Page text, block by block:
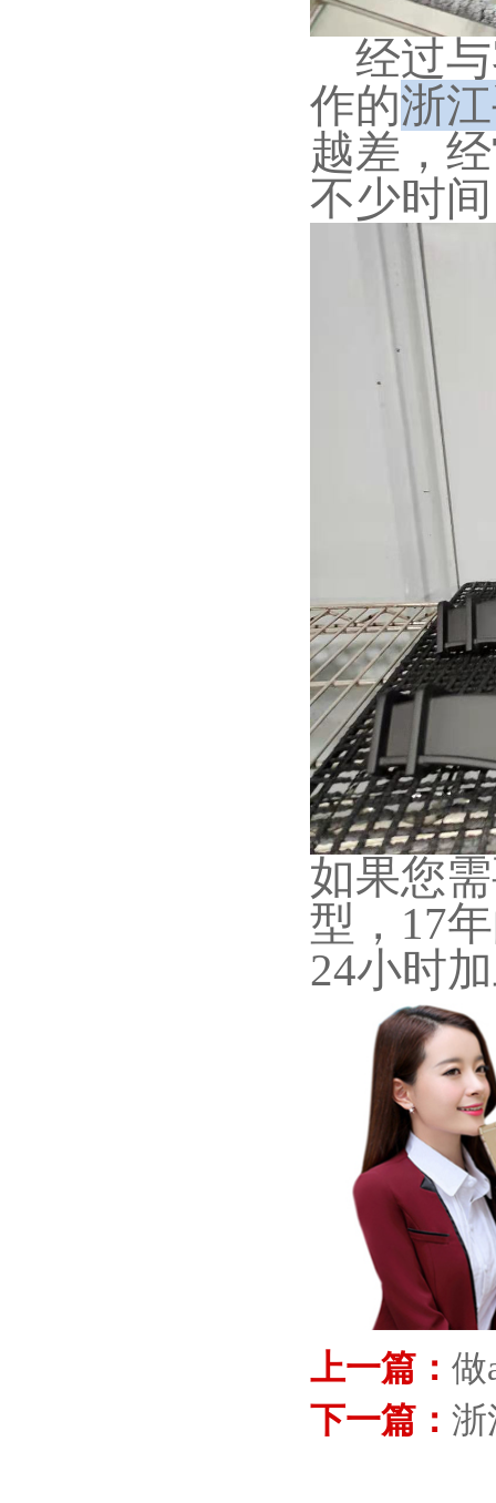
经过与
作的浙
越差，
不少时间
如果您
型，17
24小时
上一篇： 做
下一篇：